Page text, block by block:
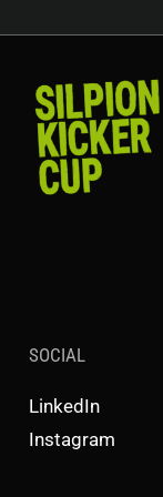
SOCIAL
LinkedIn
Instagram